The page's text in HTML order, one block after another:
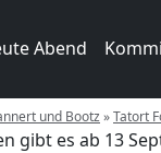
Abend
und Bootz»Tatort
gibt es ab 13